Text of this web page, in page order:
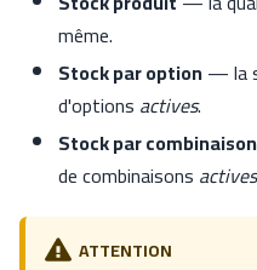
même.
Stock par option— la
d'options actives.
Stock par combinaison
de combinaisons actives
ATTENTION